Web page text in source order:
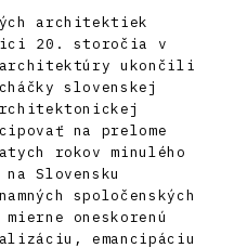
architektiek
20. storočia v
architektúry ukončili
slovenskej
na prelome
rokov minulého
Slovensku
spoločenských
oneskorenú
emancipáciu